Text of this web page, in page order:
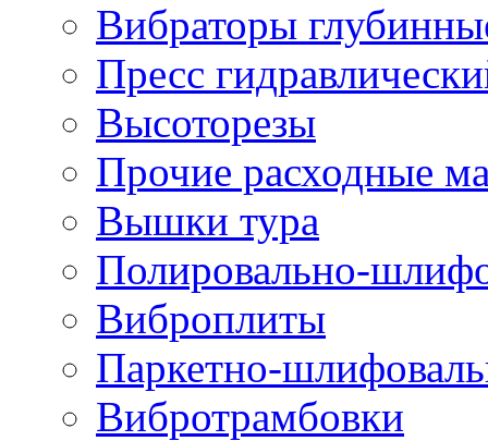
Вибраторы
Пресс
Высоторезы
Прочие расходные
Вышки тура
Полировально-
Виброплиты
Паркетно-
Вибротрамбовки